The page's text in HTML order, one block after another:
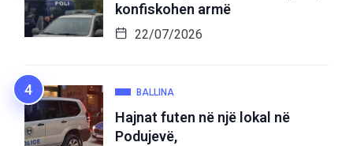
konfiskohen armë
22/07/2026
BALLINA
Hajnat futen në një lokal në
Podujevë,